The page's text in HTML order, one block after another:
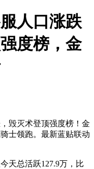
人口涨跌
度榜，金
毁灭术登顶强度榜！金
士领跑。最新蓝贴联动
天总活跃127.9万，比